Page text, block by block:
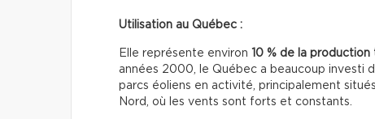
Utilisation au Québec :
Elle représente environ 10 % de la
années 2000, le Québec a beaucoup investi
parcs éoliens en activité, principalement
Nord, où les vents sont forts et constants.